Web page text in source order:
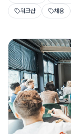
워크샵 채용